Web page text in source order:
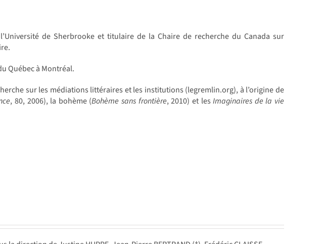
de Sherbrooke et titulaire de la Chaire de recherche du Canada sur
Québec à Montréal.
sur les médiations littéraires et les institutions (legremlin.org), à l’origine de
, 80, 2006), la bohème (Bohème sans frontière, 2010) et les Imaginaires de la vie